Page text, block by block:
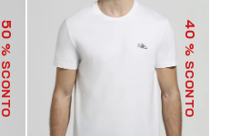
50
% SCONTO
40
% SCONTO